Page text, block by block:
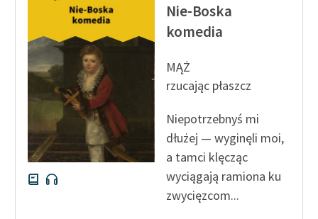
Nie-Boska
komedia
MĄŻ
rzucając płaszcz
Niepotrzebnyś mi
dłużej — wyginęli moi,
a tamci klęcząc
wyciągają ramiona ku
zwycięzcom...